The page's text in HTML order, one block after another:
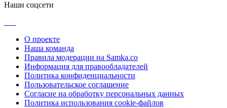
Наши соцсети
О проекте
Наша команда
Правила модерации на Samka.co
Информация для правообладателей
Политика конфиденциальности
Пользовательское соглашение
Согласие на обработку персональных данных
Политика использования cookie-файлов